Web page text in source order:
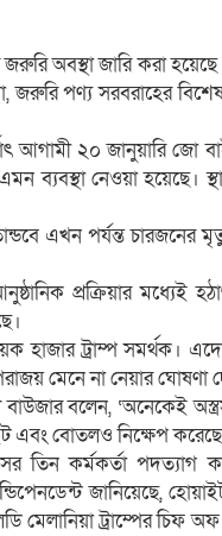
অবস্থা জারি করা
পণ্য সরবরাহের বিশেষ
আগামী ২০ জানুয়ারি জো
নেওয়া হয়েছে।
এখন পর্যন্ত চারজনের
প্রক্রিয়ার মধ্যেই
ট্রাম্প সমর্থক। এদের
মেনে না নেয়ার ঘোষণা
বাউজার বলেন, ‘অনেকেই
এবং বোতলও নিক্ষেপ
তিন কর্মকর্তা
জানিয়েছে,
মেলানিয়া ট্রাম্পের চিফ